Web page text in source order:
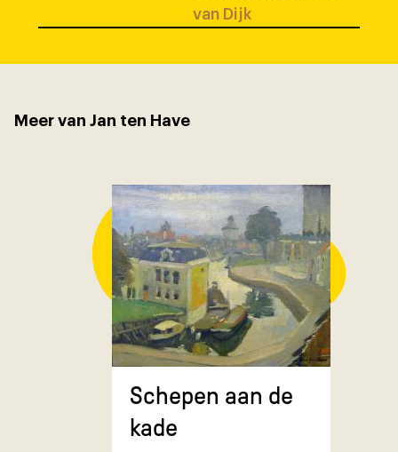
van Dijk
Meer van Jan ten Have
Schepen aan de
kade